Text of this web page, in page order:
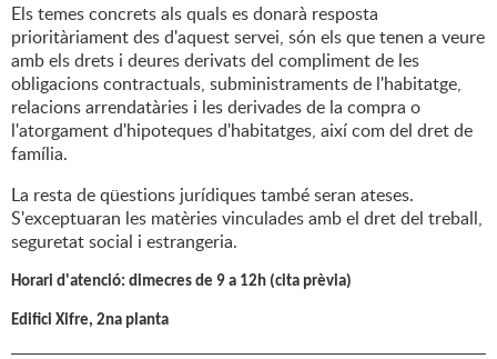
Els temes concrets als quals es donarà resposta
prioritàriament des d'aquest servei, són els que tenen a veure
amb els drets i deures derivats del compliment de les
obligacions contractuals, subministraments de l'habitatge,
relacions arrendatàries i les derivades de la compra o
l'atorgament d'hipoteques d'habitatges, així com del dret de
família.
La resta de qüestions jurídiques també seran ateses.
S'exceptuaran les matèries vinculades amb el dret del treball,
seguretat social i estrangeria.
Horari d'atenció: dimecres de 9 a 12h (cita prèvia)
Edifici Xifre, 2na planta